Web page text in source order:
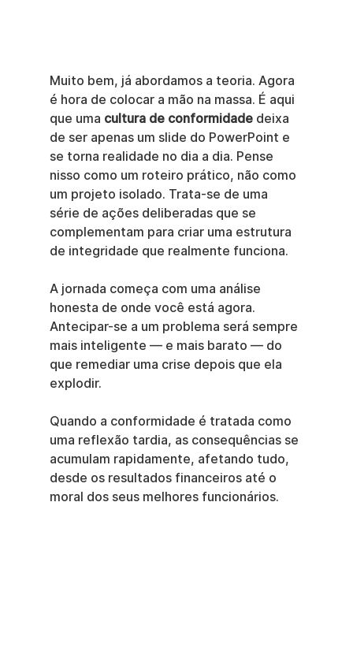
Muito bem, já abordamos a teoria. Agora
é hora de colocar a mão na massa. É aqui
que uma cultura de conformidade deixa
de ser apenas um slide do PowerPoint e
se torna realidade no dia a dia. Pense
nisso como um roteiro prático, não como
um projeto isolado. Trata-se de uma
série de ações deliberadas que se
complementam para criar uma estrutura
de integridade que realmente funciona.
A jornada começa com uma análise
honesta de onde você está agora.
Antecipar-se a um problema será sempre
mais inteligente — e mais barato — do
que remediar uma crise depois que ela
explodir.
Quando a conformidade é tratada como
uma reflexão tardia, as consequências se
acumulam rapidamente, afetando tudo,
desde os resultados financeiros até o
moral dos seus melhores funcionários.